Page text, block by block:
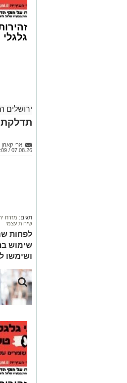
קבוצת
אסון
על פי
שאינה
כוחות
החייאה.
ההצלה
הלווייתו
ת.נ.צ.ב.ה
גלגלי
ירושלים
ארי קאהן
07.08.26 / 10:09
תגים: מזרח
שירות עצמי
לפחות
שימוש
ושימשו לרכישות